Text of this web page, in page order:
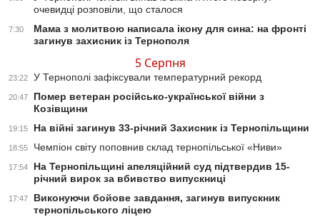
очевидці розповіли, що сталося
7:30
Мама з молитвою написала ікону для сина: на фронті
загинув захисник із Тернополя
5 Серпня
23:22 У Тернополі зафіксували температурний рекорд
20:47
Помер ветеран російсько-української війни з
Козівщини
19:15 На війні загинув 33-річний Захисник із Тернопільщини
18:55 Чемпіон світу поповнив склад тернопільської «Ниви»
17:54
На Тернопільщині апеляційний суд підтвердив 15-
річний вирок за вбивство випускниці
17:47
Виконуючи бойове завдання, загинув випускник
тернопільського ліцею